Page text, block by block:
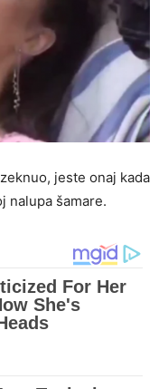
jeste onaj kada
nalupa šamare.